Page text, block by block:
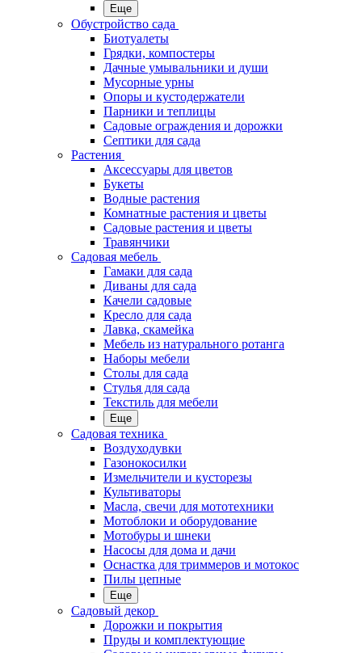
Еще
Обустройство сада
Биотуалеты
Грядки, компостеры
Дачные умывальники и души
Мусорные урны
Опоры и кустодержатели
Парники и теплицы
Садовые ограждения и дорожки
Септики для сада
Растения
Аксессуары для цветов
Букеты
Водные растения
Комнатные растения и цветы
Садовые растения и цветы
Травянчики
Садовая мебель
Гамаки для сада
Диваны для сада
Качели садовые
Кресло для сада
Лавка, скамейка
Мебель из натурального ротанга
Наборы мебели
Столы для сада
Стулья для сада
Текстиль для мебели
Еще
Садовая техника
Воздуходувки
Газонокосилки
Измельчители и кусторезы
Культиваторы
Масла, свечи для мототехники
Мотоблоки и оборудование
Мотобуры и шнеки
Насосы для дома и дачи
Оснастка для триммеров и мотокос
Пилы цепные
Еще
Садовый декор
Дорожки и покрытия
Пруды и комплектующие